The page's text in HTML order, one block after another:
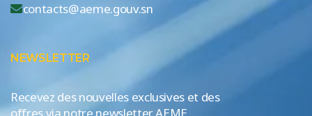
contacts@aeme.gouv.sn
NEWSLETTER
Recevez des nouvelles exclusives et des